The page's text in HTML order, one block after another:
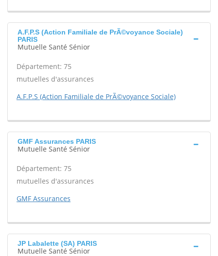
A.F.P.S (Action Familiale de PrÃ©voyance Sociale)
PARIS
Mutuelle Santé Sénior
Département: 75
mutuelles d'assurances
A.F.P.S (Action Familiale de PrÃ©voyance Sociale)
GMF Assurances PARIS
Mutuelle Santé Sénior
Département: 75
mutuelles d'assurances
GMF Assurances
JP Labalette (SA) PARIS
Mutuelle Santé Sénior